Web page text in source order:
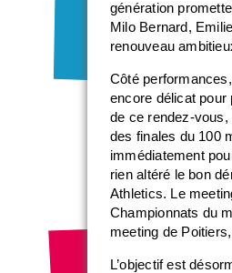
génération
Milo Bernard,
renouveau
Côté
encore délicat pour
de ce rendez-
des finales du 100
immédiatement
rien altéré le bon
Athletics. Le
Championnats du
meeting de
L’objectif est